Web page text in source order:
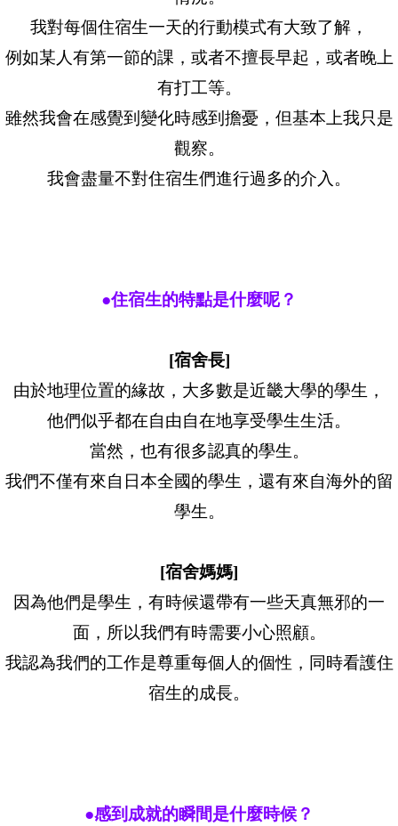
我對每個住宿生一天的行動模式有大致了解，
例如某人有第一節的課，或者不擅長早起，或者晚上
有打工等。
雖然我會在感覺到變化時感到擔憂，但基本上我只是
觀察。
我會盡量不對住宿生們進行過多的介入。
●住宿生的特點是什麼呢？
[宿舍長]
由於地理位置的緣故，大多數是近畿大學的學生，
他們似乎都在自由自在地享受學生生活。
當然，也有很多認真的學生。
我們不僅有來自日本全國的學生，還有來自海外的留
學生。
[宿舍媽媽]
因為他們是學生，有時候還帶有一些天真無邪的一
面，所以我們有時需要小心照顧。
我認為我們的工作是尊重每個人的個性，同時看護住
宿生的成長。
●感到成就的瞬間是什麼時候？